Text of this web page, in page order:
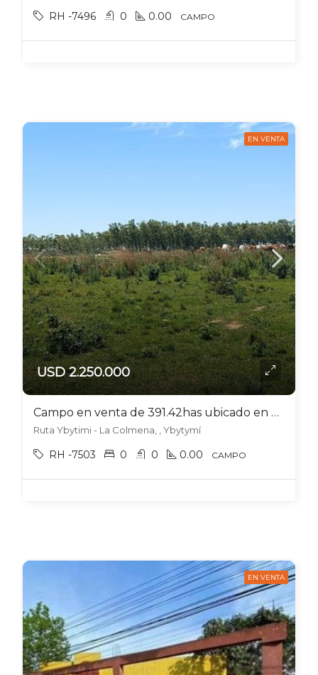
RH -7496 0 0.00 CAMPO
EN VENTA
USD 2.250.000
Campo en venta de 391.42has ubicado en Ybytymí – Paraguay
Ruta Ybytimi - La Colmena, , Ybytymí
RH -7503 0 0 0.00 CAMPO
EN VENTA